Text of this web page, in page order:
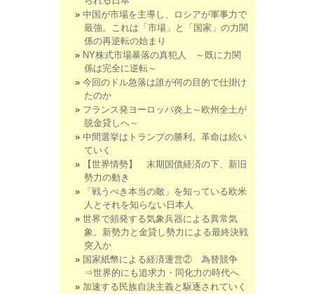
中国が市場を主導し、ロシアが軍事力で
最強。これは「市場」と「国家」の力関
係の再逆転の始まり
NY株式市場暴落の真犯人 ～既に力関
係は完全に逆転～
今回のドル急落は誰が何の目的で仕掛け
たのか
フランス発ヨーロッパ炎上～欧州全土が
脱金貸しへ～
中間選挙はトランプの勝利。革命は続い
ていく
【世界情勢】 末期国債経済の下、新旧
勢力の動き
「戦うべき本当の敵」を知っている欧米
人とそれを知らない日本人
世界で頻発する気象兵器による異常気
象。新勢力と金貸し勢力による最終決戦
突入か
国家紙幣による経済運営② 為替競争
⇒世界的にも追求力・同化力の時代へ
加速する民族自決主義と駆逐されていく